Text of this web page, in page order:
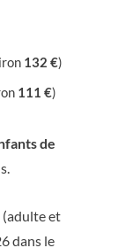
132 €)
111 €)
de
(adulte et
dans le